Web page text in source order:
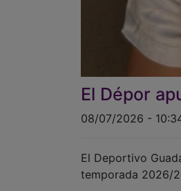
El Dépor
08/07/2026 -
El Deportivo
temporada 2026/